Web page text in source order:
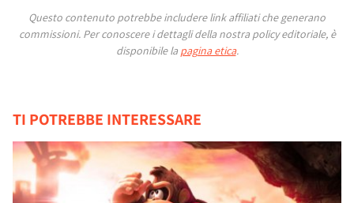
Questo contenuto potrebbe includere link affiliati che generano
commissioni. Per conoscere i dettagli della nostra policy editoriale, è
disponibile la pagina etica.
TI POTREBBE INTERESSARE